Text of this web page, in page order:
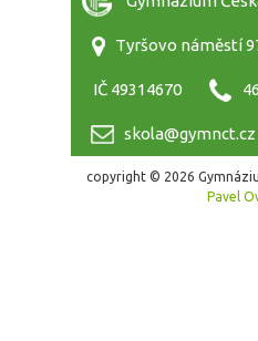
Tyršovo náměstí
IČ 49314670
skola@gymnct.cz
copyright © 2026
Pavel